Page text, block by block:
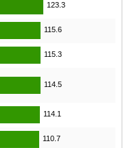
123.3
115.6
115.3
114.5
114.1
110.7